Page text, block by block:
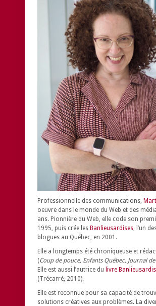
Professionnelle des communications,
oeuvre dans le monde du Web et des
ans. Pionnière du Web, elle code son
1995, puis crée les Banlieusardises , l’un
blogues au Québec, en 2001.
Elle a longtemps été chroniqueuse et
(Coup de pouce, Enfants Québec, Journal
Elle est aussi l’autrice du livre
(Trécarré, 2010).
Elle est reconnue pour sa capacité de
solutions créatives aux problèmes. La